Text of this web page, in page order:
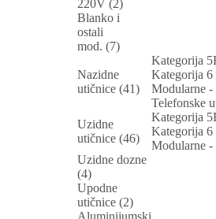
220V (2)
Blanko i
ostali
mod. (7)
Nazidne
utičnice (41)
Kategorija
Kategorija
Modularne -
Telefonske
Uzidne
utičnice (46)
Kategorija
Kategorija
Modularne -
Uzidne dozne
(4)
Upodne
utičnice (2)